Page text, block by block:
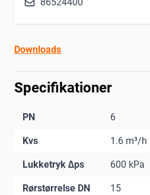
86524400
Downloads
Specifikationer
PN 6
Kvs 1.6 m³/h
Lukketryk ∆ps 600 kPa
Rørstørrelse DN 15